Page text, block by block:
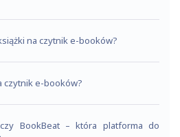
na czytnik e-booków?
czytnik e-booków?
BookBeat – która platforma do